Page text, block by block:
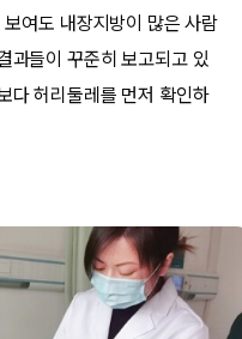
여도 내장지방이 많은 사람
과들이 꾸준히 보고되고 있
다 허리둘레를 먼저 확인하